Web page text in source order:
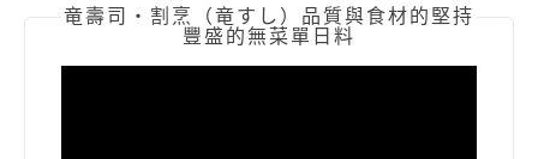
竜壽司‧割烹（竜すし）品質與食材的堅持
豐盛的無菜單日料